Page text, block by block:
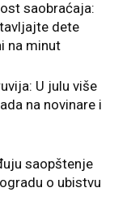
saobraćaja:
dete
na minut
U julu više
na novinare i
saopštenje
o ubistvu